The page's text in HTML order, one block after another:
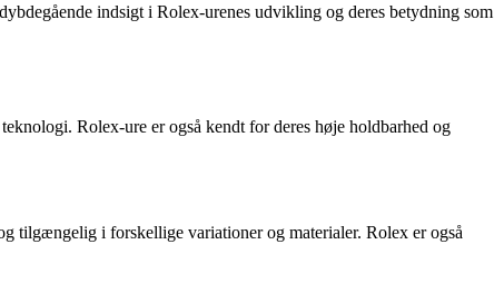
indsigt i Rolex-urenes udvikling og deres betydning som
Rolex-ure er også kendt for deres høje holdbarhed og
tilgængelig i forskellige variationer og materialer. Rolex er også